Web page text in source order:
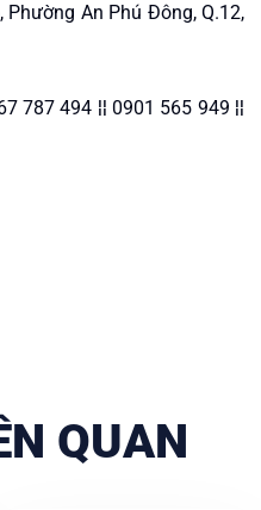
An Phú Đông, Q.12,
787 494 ¦¦ 0901 565 949 ¦¦
QUAN